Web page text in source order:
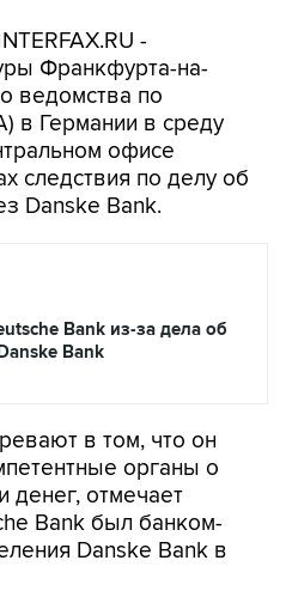
-
Франкфурта-на-
ведомства по
в Германии в среду
офисе
следствия по делу об
Danske Bank.
Bank из-за дела об
Bank
в том, что он
органы о
отмечает
Bank был банком-
Danske Bank в